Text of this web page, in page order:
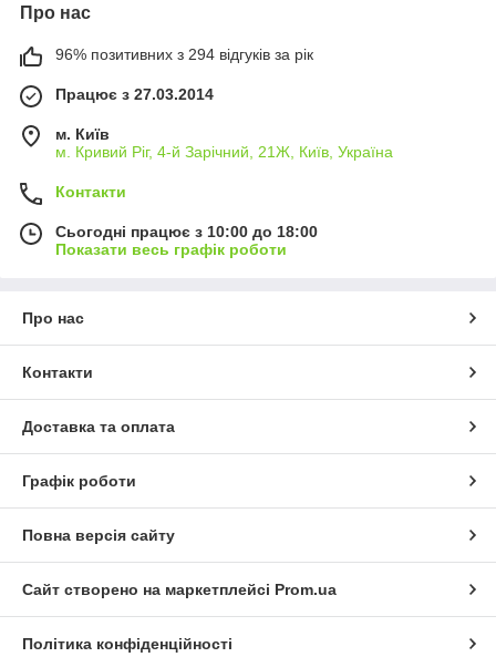
Про нас
96% позитивних з 294 відгуків за рік
Працює з 27.03.2014
м. Київ
м. Кривий Ріг, 4-й Зарічний, 21Ж, Київ, Україна
Контакти
Сьогодні працює з 10:00 до 18:00
Показати весь графік роботи
Про нас
Контакти
Доставка та оплата
Графік роботи
Повна версія сайту
Сайт створено на маркетплейсі Prom.ua
Політика конфіденційності